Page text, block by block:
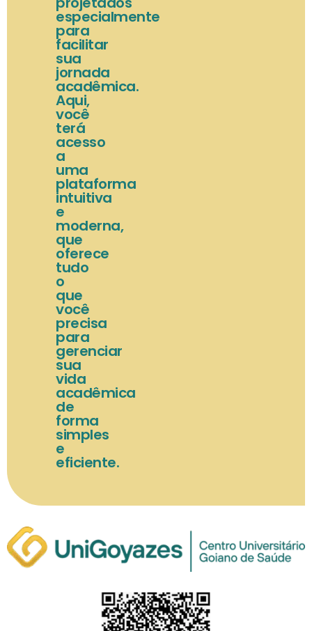
especialmente
para
facilitar
sua
jornada
acadêmica.
Aqui,
você
terá
acesso
a
uma
plataforma
intuitiva
e
moderna,
que
oferece
tudo
o
que
você
precisa
para
gerenciar
sua
vida
acadêmica
de
forma
simples
e
eficiente.